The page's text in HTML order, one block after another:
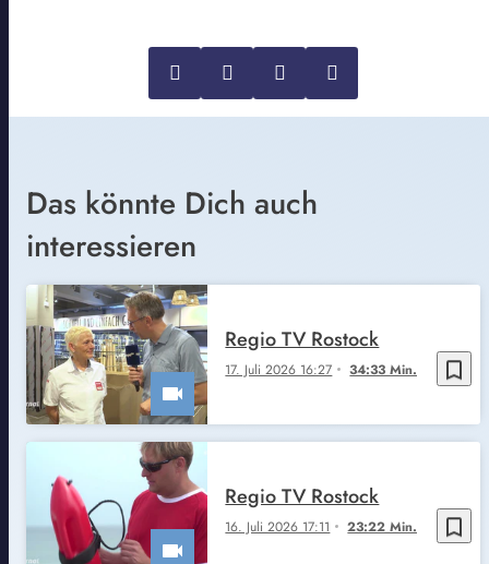
Das könnte Dich auch
interessieren
bookmark_border
17. Juli 2026 16:27 34:33 Min.
Regio TV Rostock
bookmark_border
16. Juli 2026 17:11 23:22 Min.
Regio TV Rostock